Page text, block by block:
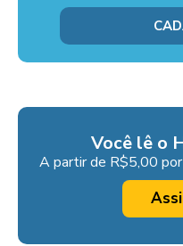
Você lê o
A partir de R$5,00 por